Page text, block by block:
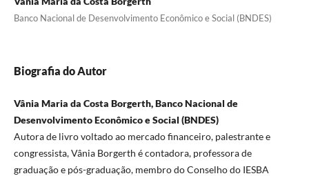
Banco Nacional de Desenvolvimento Econômico e Social (BNDES)
Biografia do Autor
Vânia Maria da Costa Borgerth, Banco Nacional de
Desenvolvimento Econômico e Social (BNDES)
Autora de livro voltado ao mercado financeiro, palestrante e
congressista, Vânia Borgerth é contadora, professora de
graduação e pós-graduação, membro do Conselho do IESBA